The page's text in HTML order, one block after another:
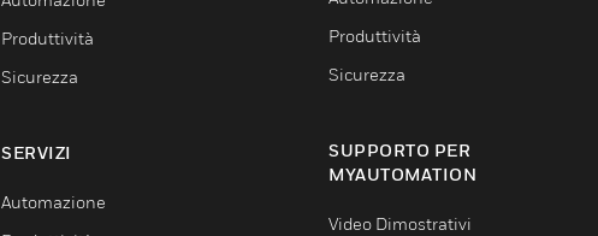
Produttività
Sicurezza
SERVIZI
Automazione
Produttività
Sicurezza
SUPPORTO PER
MYAUTOMATION
Video Dimostrativi